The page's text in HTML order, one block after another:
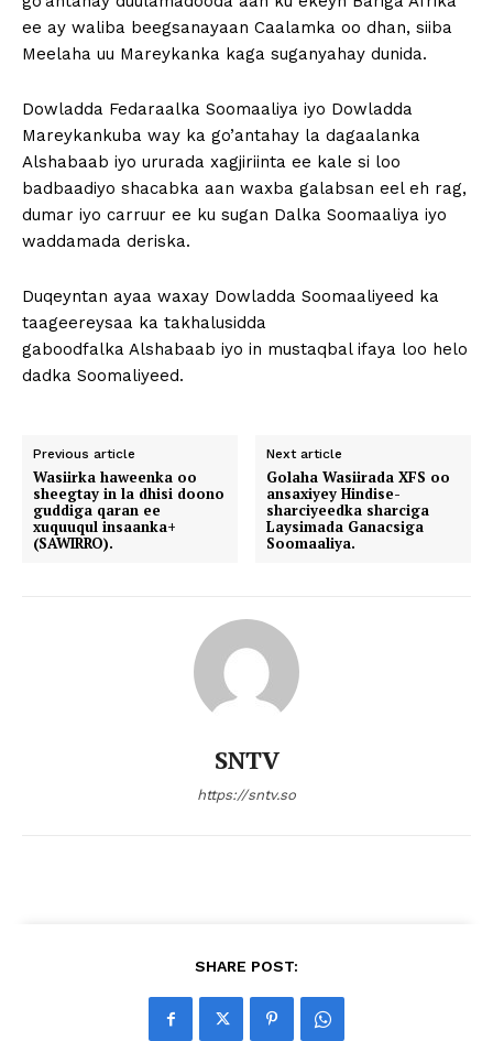
ee ay waliba beegsanayaan Caalamka oo dhan, siiba
Meelaha uu Mareykanka kaga suganyahay dunida.
Dowladda Fedaraalka Soomaaliya iyo Dowladda
Mareykankuba way ka go’antahay la dagaalanka
Alshabaab iyo ururada xagjiriinta ee kale si loo
badbaadiyo shacabka aan waxba galabsan eel eh rag,
dumar iyo carruur ee ku sugan Dalka Soomaaliya iyo
waddamada deriska.
Duqeyntan ayaa waxay Dowladda Soomaaliyeed ka
taageereysaa ka takhalusidda
gaboodfalka Alshabaab iyo in mustaqbal ifaya loo helo
dadka Soomaliyeed.
Previous article
Wasiirka haweenka oo
sheegtay in la dhisi doono
guddiga qaran ee
xuquuqul insaanka+
(SAWIRRO).
Next article
Golaha Wasiirada XFS oo
ansaxiyey Hindise-
sharciyeedka sharciga
Laysimada Ganacsiga
Soomaaliya.
SNTV
https://sntv.so
SHARE POST: